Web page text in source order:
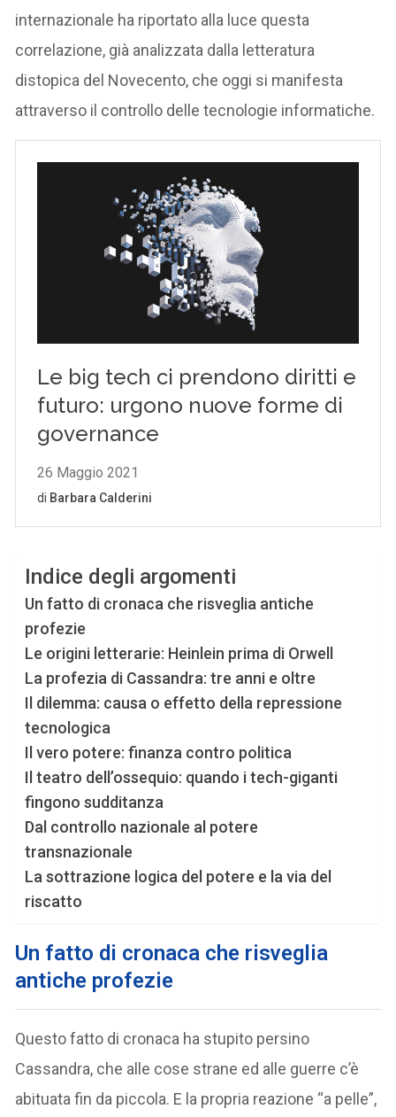
internazionale ha riportato alla luce questa
correlazione, già analizzata dalla letteratura
distopica del Novecento, che oggi si manifesta
attraverso il controllo delle tecnologie informatiche.
Indice degli argomenti
Un fatto di cronaca che risveglia antiche
profezie
Le origini letterarie: Heinlein prima di Orwell
La profezia di Cassandra: tre anni e oltre
Il dilemma: causa o effetto della repressione
tecnologica
Il vero potere: finanza contro politica
Il teatro dell’ossequio: quando i tech-giganti
fingono sudditanza
Dal controllo nazionale al potere
transnazionale
La sottrazione logica del potere e la via del
riscatto
Un fatto di cronaca che risveglia
antiche profezie
Questo fatto di cronaca ha stupito persino
Cassandra, che alle cose strane ed alle guerre c’è
abituata fin da piccola. E la propria reazione “a pelle”,